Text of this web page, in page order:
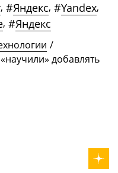
, #Яндекс, #Yandex,
, #Яндекс
/
добавлять